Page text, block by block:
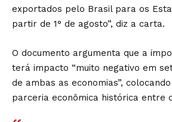
exportados pelo Brasil para os
partir de 1° de agosto”, diz a carta.
O documento argumenta que a
terá impacto “muito negativo em
de ambas as economias”,
parceria econômica histórica entre